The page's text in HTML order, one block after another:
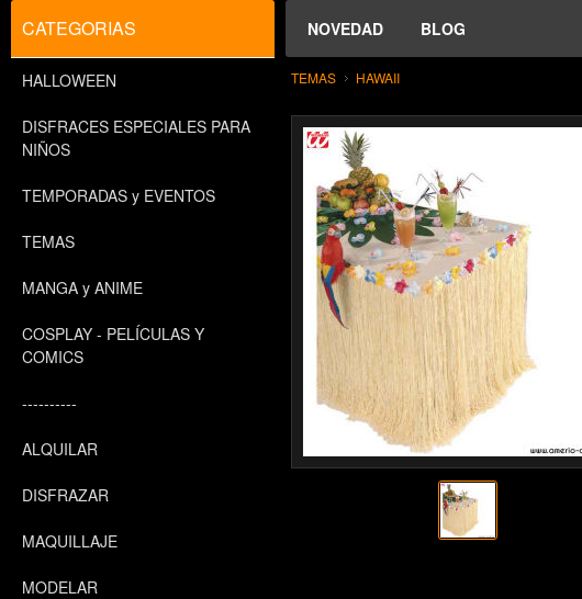
NOVEDAD BLOG
CATEGORIAS
HALLOWEEN
DISFRACES ESPECIALES PARA
NIÑOS
TEMPORADAS y EVENTOS
TEMAS
MANGA y ANIME
COSPLAY - PELÍCULAS Y
COMICS
----------
ALQUILAR
DISFRAZAR
MAQUILLAJE
MODELAR
TEMAS HAWAII